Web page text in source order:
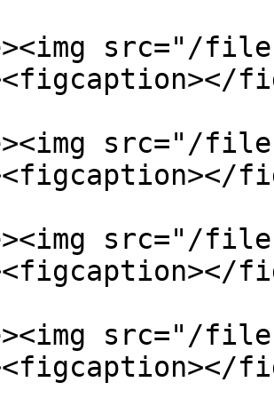
src="/
src="/
src="/files/
src="/files/